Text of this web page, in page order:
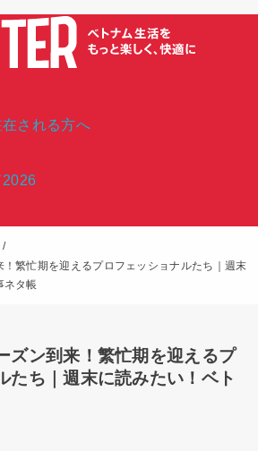
される方へ
2026
！繁忙期を迎えるプロフェッショナルたち｜週末
ネタ帳
ズン到来！繁忙期を迎えるプ
たち｜週末に読みたい！ベト